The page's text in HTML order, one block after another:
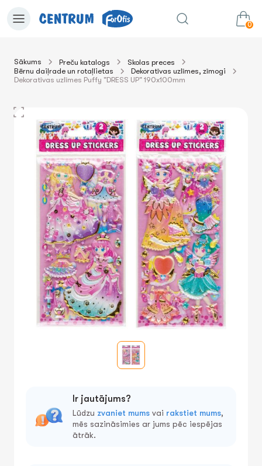
0
uz grozu Summa:0.00€
Sākums Preču katalogs
Skolas preces
Bērnu daiļrade un rotaļlietas
Dekoratīvas uzlīmes, zīmogi
Dekoratīvas uzlīmes Puffy "DRESS UP" 190x100mm
Ir jautājums?
Lūdzu zvaniet mums vai rakstiet mums,
mēs sazināsimies ar jums pēc iespējas
ātrāk.